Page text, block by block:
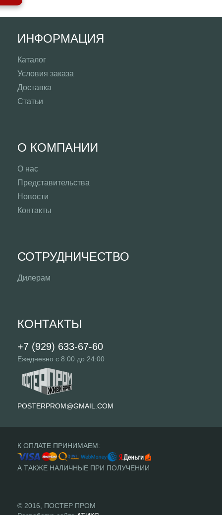
ИНФОРМАЦИЯ
Каталог
Условия заказа
Доставка
Статьи
О КОМПАНИИ
О нас
Представительства
Новости
Контакты
СОТРУДНИЧЕСТВО
Дилерам
КОНТАКТЫ
+7 (929) 633-67-60
Ежедневно с 8:00 до 24:00
POSTERPROM@GMAIL.COM
К ОПЛАТЕ ПРИНИМАЕМ:
А ТАКЖЕ НАЛИЧНЫЕ ПРИ ПОЛУЧЕНИИ
© 2016, ПОСТЕР ПРОМ